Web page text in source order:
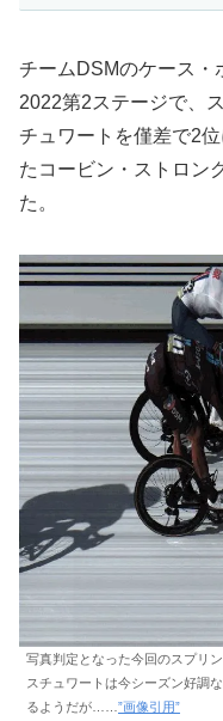
チームDSMのケース・
2022第2ステージで、
チュワートを僅差で2
たコービン・ストロン
た。
写真判定となった今回のスプリ
スチュワートは今シーズン好調
るようだが…… ”画像引用”